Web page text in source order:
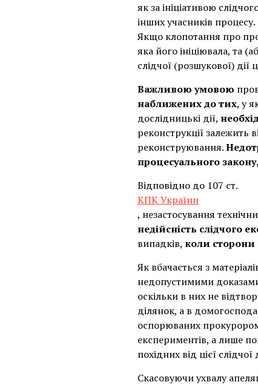
як за ініціативою
інших учасників процесу.
Якщо клопотання про
яка його ініціювала, та
слідчої (розшукової)
Важливою умовою
наближених до тих, у
дослідницькі дії,
реконструкції залежить
реконструювання.
процесуального
Відповідно до 107 ст.
КПК України
, незастосування
недійсність слідчого
випадків, коли сторони
Як вбачається з
недопустимими
оскільки в них не
ділянок, а в
оспорюваних прокурором
експериментів, а лише
похідних від цієї
Скасовуючи ухвалу